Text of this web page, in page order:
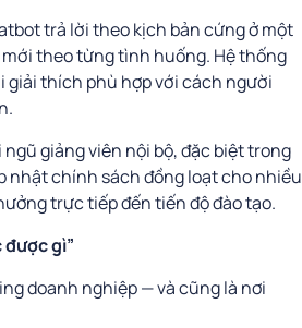
trả lời theo kịch bản cứng ở một
theo từng tình huống. Hệ thống
giải thích phù hợp với cách người
giảng viên nội bộ, đặc biệt trong
nhật chính sách đồng loạt cho nhiều
trực tiếp đến tiến độ đào tạo.
gì”
doanh nghiệp — và cũng là nơi